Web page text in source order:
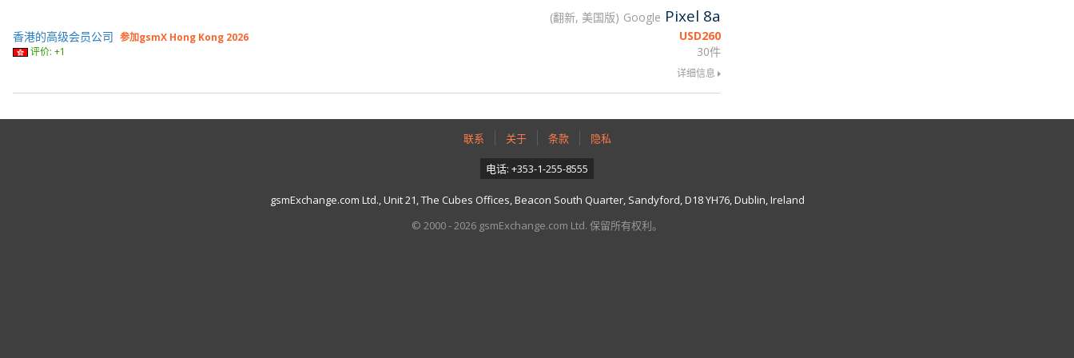
翻新, 美国版 Google Pixel 8a
USD260
30件
香港的高级会员公司 参加gsmX Hong Kong 2026
评价: +1
详细信息
联系 关于 条款 隐私
电话: +353-1-255-8555
gsmExchange.com Ltd., Unit 21, The Cubes Offices, Beacon South Quarter, Sandyford, D18 YH76, Dublin, Ireland
© 2000 - 2026 gsmExchange.com Ltd. 保留所有权利。